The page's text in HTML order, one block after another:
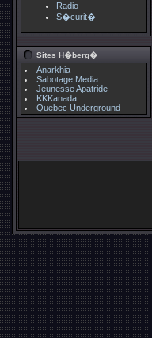
Radio
S�curit�
Sites H�berg�
Anarkhia
Sabotage Media
Jeunesse Apatride
KKKanada
Quebec Underground